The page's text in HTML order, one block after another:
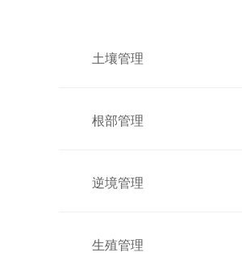
土壤管理
根部管理
逆境管理
生殖管理